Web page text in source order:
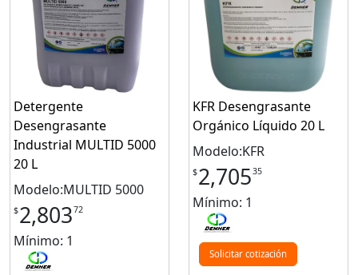
Detergente
Desengrasante
Industrial MULTID 5000
20 L
Modelo:MULTID 5000
$2,80372
Mínimo: 1
KFR Desengrasante
Orgánico Líquido 20 L
Modelo:KFR
$2,70535
Mínimo: 1
Solicitar cotización